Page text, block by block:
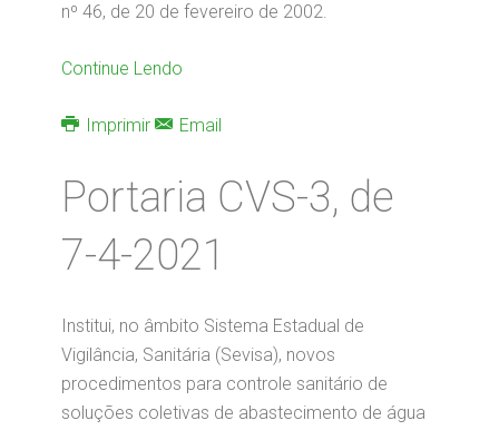
nº 46, de 20 de fevereiro de 2002.
Continue Lendo
Imprimir Email
Portaria CVS-3, de
7-4-2021
Institui, no âmbito Sistema Estadual de
Vigilância, Sanitária (Sevisa), novos
procedimentos para controle sanitário de
soluções coletivas de abastecimento de água